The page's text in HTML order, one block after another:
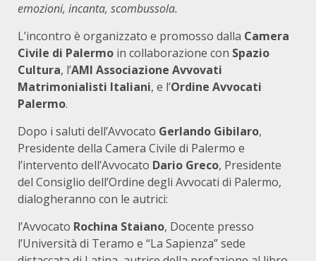
emozioni, incanta, scombussola.
L’incontro è organizzato e promosso dalla Camera
Civile di Palermo in collaborazione con Spazio
Cultura, l’AMI Associazione Avvovati
Matrimonialisti Italiani, e l’Ordine Avvocati
Palermo.
Dopo i saluti dell’Avvocato Gerlando Gibilaro,
Presidente della Camera Civile di Palermo e
l’intervento dell’Avvocato Dario Greco, Presidente
del Consiglio dell’Ordine degli Avvocati di Palermo,
dialogheranno con le autrici:
l’Avvocato Rochina Staiano, Docente presso
l’Università di Teramo e “La Sapienza” sede